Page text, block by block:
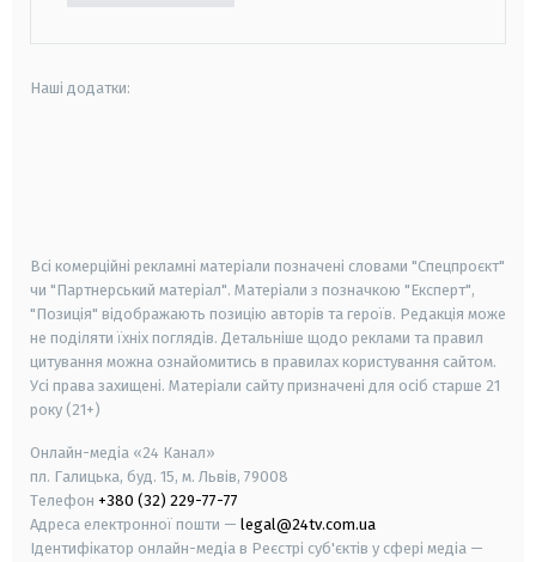
Наші додатки:
Всі комерційні рекламні матеріали позначені словами "Спецпроєкт"
чи "Партнерський матеріал". Матеріали з позначкою "Експерт",
"Позиція" відображають позицію авторів та героїв. Редакція може
не поділяти їхніх поглядів. Детальніше щодо реклами та правил
цитування можна ознайомитись в правилах користування сайтом.
Усі права захищені. Матеріали сайту призначені для осіб старше 21
року (21+)
Онлайн-медіа «24 Канал»
пл. Галицька, буд. 15, м. Львів, 79008
Телефон +380 (32) 229-77-77
Адреса електронної пошти — legal@24tv.com.ua
Ідентифікатор онлайн-медіа в Реєстрі суб'єктів у сфері медіа —